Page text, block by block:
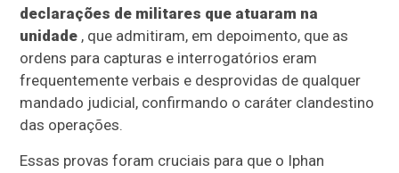
declarações de militares que atuaram na
unidade , que admitiram, em depoimento, que as
ordens para capturas e interrogatórios eram
frequentemente verbais e desprovidas de qualquer
mandado judicial, confirmando o caráter clandestino
das operações.
Essas provas foram cruciais para que o Iphan